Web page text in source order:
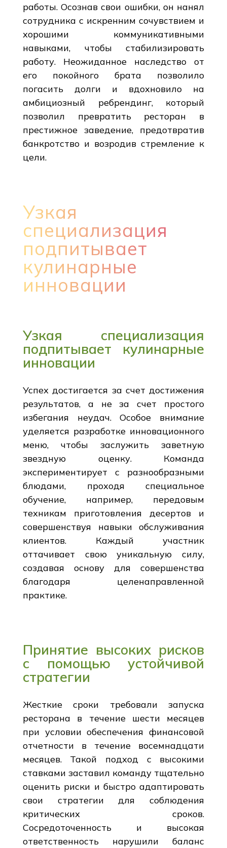
работы. Осознав свои ошибки, он нанял
сотрудника с искренним сочувствием и
хорошими коммуникативными
навыками, чтобы стабилизировать
работу. Неожиданное наследство от
его покойного брата позволило
погасить долги и вдохновило на
амбициозный ребрендинг, который
позволил превратить ресторан в
престижное заведение, предотвратив
банкротство и возродив стремление к
цели.
Узкая
специализация
подпитывает
кулинарные
инновации
Узкая специализация
подпитывает кулинарные
инновации
Успех достигается за счет достижения
результатов, а не за счет простого
избегания неудач. Особое внимание
уделяется разработке инновационного
меню, чтобы заслужить заветную
звездную оценку. Команда
экспериментирует с разнообразными
блюдами, проходя специальное
обучение, например, передовым
техникам приготовления десертов и
совершенствуя навыки обслуживания
клиентов. Каждый участник
оттачивает свою уникальную силу,
создавая основу для совершенства
благодаря целенаправленной
практике.
Принятие высоких рисков
с помощью устойчивой
стратегии
Жесткие сроки требовали запуска
ресторана в течение шести месяцев
при условии обеспечения финансовой
отчетности в течение восемнадцати
месяцев. Такой подход с высокими
ставками заставил команду тщательно
оценить риски и быстро адаптировать
свои стратегии для соблюдения
критических сроков.
Сосредоточенность и высокая
ответственность нарушили баланс